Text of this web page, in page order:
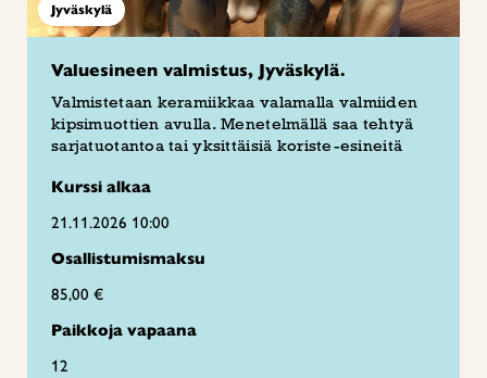
Jyväskylä
Valuesineen valmistus, Jyväskylä.
Valmistetaan keramiikkaa valamalla valmiiden
kipsimuottien avulla. Menetelmällä saa tehtyä
sarjatuotantoa tai yksittäisiä koriste-esineitä
Kurssi alkaa
21.11.2026 10:00
Osallistumismaksu
85,00 €
Paikkoja vapaana
12